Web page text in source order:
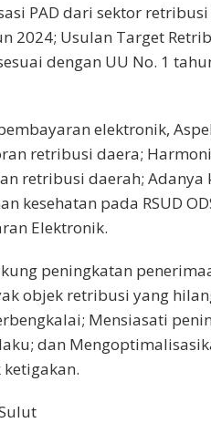
PAD dari sektor retribusi
2024; Usulan Target
dengan UU No. 1
elektronik,
retribusi daera;
retribusi daerah; Adanya
kesehatan pada RSUD
Elektronik.
peningkatan
objek retribusi yang
Mensiasati
dan